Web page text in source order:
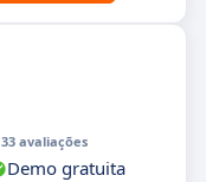
33 avaliações
Demo gratuita